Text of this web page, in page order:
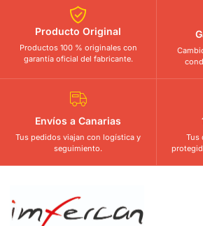
Producto Original
Productos 100 % originales con
garantía oficial del fabricante.
Envíos a Canarias
Tus pedidos viajan con logística y
seguimiento.
Tus